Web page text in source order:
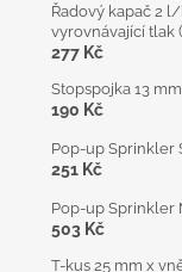
Řadový kapač 2 l/
vyrovnávající tlak
277 Kč
Stopspojka 13
190 Kč
Pop-up Sprinkler
251 Kč
Pop-up Sprinkler
503 Kč
T-kus 25 mm x